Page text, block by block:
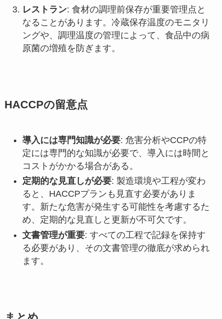
レストラン: 食材の調理前保存が重要管理点と
なることがあります。冷蔵保存温度のモニタリ
ングや、調理温度の管理によって、食品中の病
原菌の増殖を防ぎます。
HACCPの留意点
導入には専門知識が必要: 危害分析やCCPの特
定には専門的な知識が必要で、導入には時間と
コストがかかる場合がある。
定期的な見直しが必要: 製造環境や工程が変わ
ると、HACCPプランも見直す必要がありま
す。新たな危害が発生する可能性を考慮するた
め、定期的な見直しと更新が不可欠です。
文書管理が重要: すべての工程で記録を保持す
る必要があり、その文書管理の徹底が求められ
ます。